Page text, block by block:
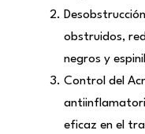
obstruidos,
negros y
Control del
eficaz en el